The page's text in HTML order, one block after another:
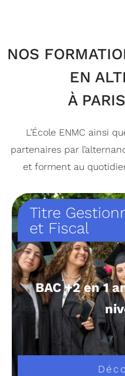
NOS
EN
À
L’École ENMC ainsi
partenaires par
et forment au
Titre
et Fiscal
BAC +2 en 1